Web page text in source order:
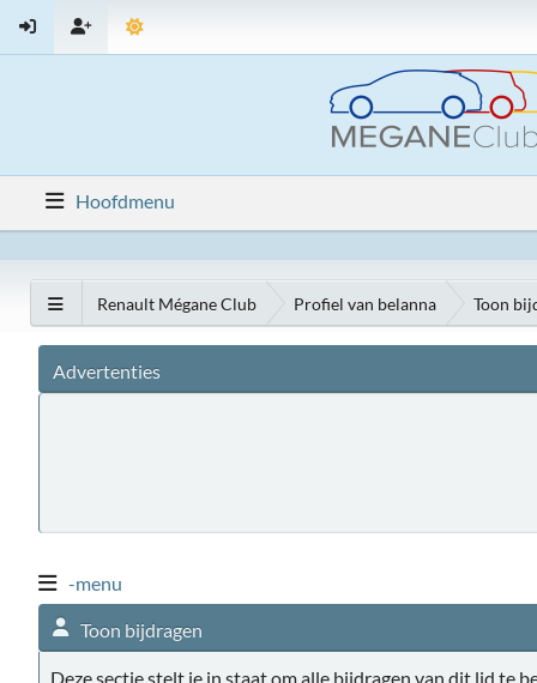
Hoofdmenu
Renault Mégane Club Profiel van belanna Toon
Advertenties
-menu
Toon bijdragen
Deze sectie stelt je in staat om alle bijdragen van dit lid te